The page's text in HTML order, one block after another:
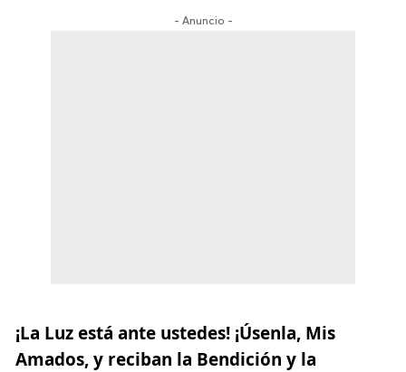
- Anuncio -
¡La Luz está ante ustedes! ¡Úsenla, Mis
Amados, y reciban la Bendición y la